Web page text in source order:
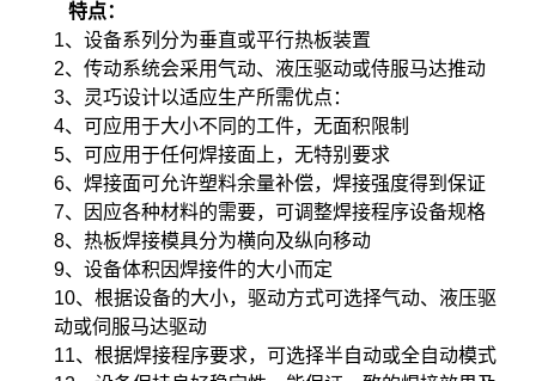
特点：
1、设备系列分为垂直或平行热板装置
2、传动系统会采用气动、液压驱动或侍服马达推动
3、灵巧设计以适应生产所需优点：
4、可应用于大小不同的工件，无面积限制
5、可应用于任何焊接面上，无特别要求
6、焊接面可允许塑料余量补偿，焊接强度得到保证
7、因应各种材料的需要，可调整焊接程序设备规格
8、热板焊接模具分为横向及纵向移动
9、设备体积因焊接件的大小而定
10、根据设备的大小，驱动方式可选择气动、液压驱
动或伺服马达驱动
11、根据焊接程序要求，可选择半自动或全自动模式